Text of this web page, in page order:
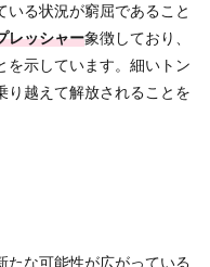
る状況が窮屈であること
レッシャー象徴しており、
を示しています。細いトン
り越えて解放されることを
たな可能性が広がっている